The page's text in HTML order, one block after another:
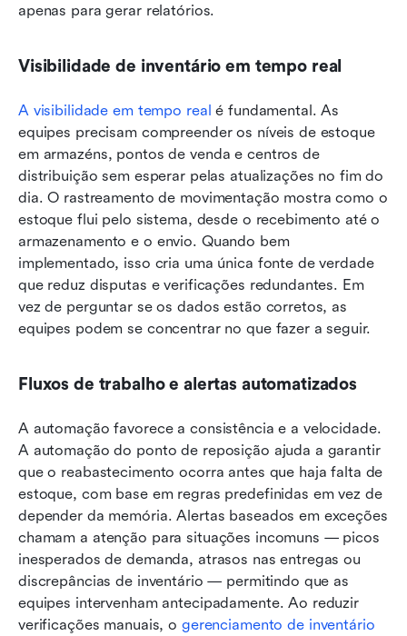
apenas para gerar relatórios.
Visibilidade de inventário em tempo real
A visibilidade em tempo real é fundamental. As
equipes precisam compreender os níveis de estoque
em armazéns, pontos de venda e centros de
distribuição sem esperar pelas atualizações no fim do
dia. O rastreamento de movimentação mostra como o
estoque flui pelo sistema, desde o recebimento até o
armazenamento e o envio. Quando bem
implementado, isso cria uma única fonte de verdade
que reduz disputas e verificações redundantes. Em
vez de perguntar se os dados estão corretos, as
equipes podem se concentrar no que fazer a seguir.
Fluxos de trabalho e alertas automatizados
A automação favorece a consistência e a velocidade.
A automação do ponto de reposição ajuda a garantir
que o reabastecimento ocorra antes que haja falta de
estoque, com base em regras predefinidas em vez de
depender da memória. Alertas baseados em exceções
chamam a atenção para situações incomuns — picos
inesperados de demanda, atrasos nas entregas ou
discrepâncias de inventário — permitindo que as
equipes intervenham antecipadamente. Ao reduzir
verificações manuais, o gerenciamento de inventário